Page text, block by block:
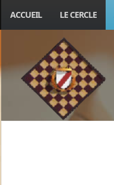
ACCUEIL LE CERCLE